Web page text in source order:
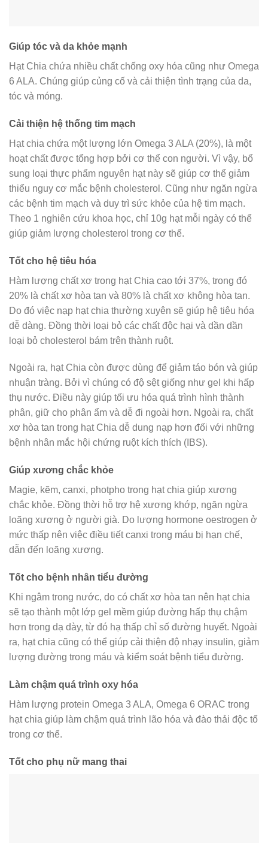
Giúp tóc và da khỏe mạnh
Hạt Chia chứa nhiều chất chống oxy hóa cũng như Omega
6 ALA. Chúng giúp củng cố và cải thiện tình trạng của da,
tóc và móng.
Cải thiện hệ thống tim mạch
Hạt chia chứa một lượng lớn Omega 3 ALA (20%), là một
hoạt chất được tổng hợp bởi cơ thể con người. Vì vậy, bổ
sung loại thực phẩm nguyên hạt này sẽ giúp cơ thể giảm
thiểu nguy cơ mắc bệnh cholesterol. Cũng như ngăn ngừa
các bệnh tim mạch và duy trì sức khỏe của hệ tim mạch.
Theo 1 nghiên cứu khoa học, chỉ 10g hạt mỗi ngày có thể
giúp giảm lượng cholesterol trong cơ thể.
Tốt cho hệ tiêu hóa
Hàm lượng chất xơ trong hạt Chia cao tới 37%, trong đó
20% là chất xơ hòa tan và 80% là chất xơ không hòa tan.
Do đó việc nạp hạt chia thường xuyên sẽ giúp hệ tiêu hóa
dễ dàng. Đồng thời loại bỏ các chất độc hại và dần dần
loại bỏ cholesterol bám trên thành ruột.
Ngoài ra, hạt Chia còn được dùng để giảm táo bón và giúp
nhuận tràng. Bởi vì chúng có độ sệt giống như gel khi hấp
thụ nước. Điều này giúp tối ưu hóa quá trình hình thành
phân, giữ cho phân ẩm và dễ đi ngoài hơn. Ngoài ra, chất
xơ hòa tan trong hạt Chia dễ dung nạp hơn đối với những
bệnh nhân mắc hội chứng ruột kích thích (IBS).
Giúp xương chắc khỏe
Magie, kẽm, canxi, photpho trong hạt chia giúp xương
chắc khỏe. Đồng thời hỗ trợ hệ xương khớp, ngăn ngừa
loãng xương ở người già. Do lượng hormone oestrogen ở
mức thấp nên việc điều tiết canxi trong máu bị hạn chế,
dẫn đến loãng xương.
Tốt cho bệnh nhân tiểu đường
Khi ngâm trong nước, do có chất xơ hòa tan nên hạt chia
sẽ tạo thành một lớp gel mềm giúp đường hấp thụ chậm
hơn trong dạ dày, từ đó hạ thấp chỉ số đường huyết. Ngoài
ra, hạt chia cũng có thể giúp cải thiện độ nhạy insulin, giảm
lượng đường trong máu và kiểm soát bệnh tiểu đường.
Làm chậm quá trình oxy hóa
Hàm lượng protein Omega 3 ALA, Omega 6 ORAC trong
hạt chia giúp làm chậm quá trình lão hóa và đào thải độc tố
trong cơ thể.
Tốt cho phụ nữ mang thai